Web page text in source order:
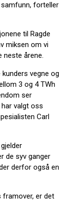
forteller
til Ragde
miksen om vi
neste årene.
vegne og
3 og 4 TWh
ser
valgt oss
Carl
de syv ganger
derfor også en
framover, er det